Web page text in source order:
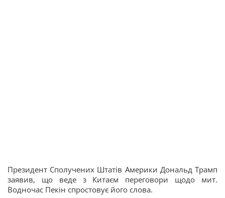
Президент Сполучених Штатів Америки Дональд Трамп
заявив, що веде з Китаєм переговори щодо мит.
Водночас Пекін спростовує його слова.